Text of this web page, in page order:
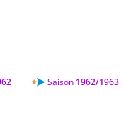
Saison1962/1963